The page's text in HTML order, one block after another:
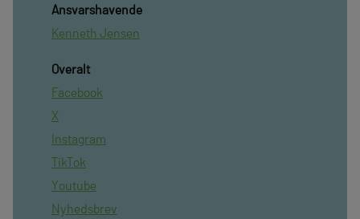
Ansvarshavende
Kenneth Jensen
Overalt
Facebook
X
Instagram
TikTok
Youtube
Nyhedsbrev